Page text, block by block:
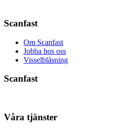
Scanfast
Om Scanfast
Jobba hos oss
Visselblåsning
Scanfast
Våra tjänster